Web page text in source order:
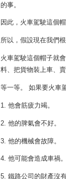
的事。
因此，火車駕駛這個帽
所以，假設現在我們
火車駕駛這個帽子就
料、把貨物裝上車、
等一等。 如果要火車
1. 他會筋疲力竭。
2. 他的脾氣會不好。
3. 他的機械會故障。
4. 他可能會造成車禍。
5. 鐵路公司的財產沒